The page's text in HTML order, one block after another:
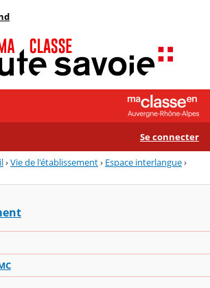
Se connecter
›Vie de l'établissement› Espace interlangue›